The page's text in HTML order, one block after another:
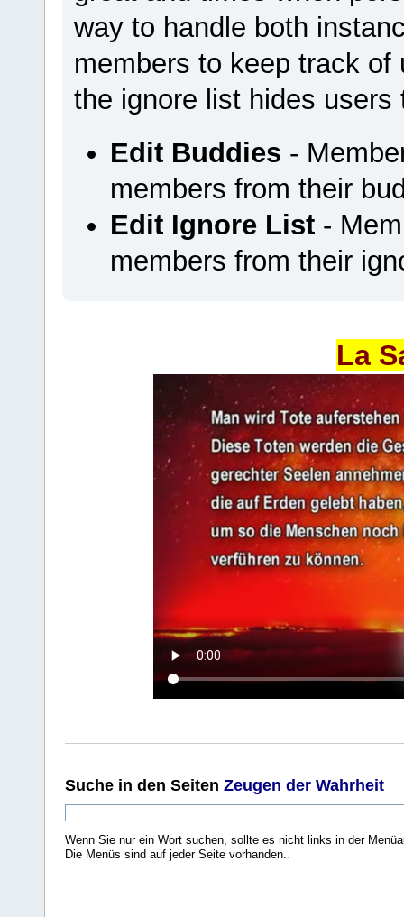
way to handle both
members to keep track
the ignore list hides
Edit Buddies -
members from their
Edit Ignore List-
members from their
La
Suche in den Seiten Zeugen der Wahrheit
Wenn Sie nur ein Wort suchen, sollte es nicht links in der
Die Menüs sind auf jeder Seite vorhanden.